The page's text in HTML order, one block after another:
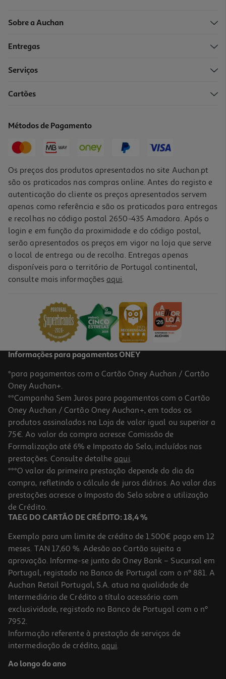
-24%
Jogo Switch Little Nightmares Iii
Price reduced from
31,99 €
Digimon Sto: Time St Switch 2 118431
71.99 €/un
71,99 €
Jogo Metroid Prime 4 Switch 2 Beyond Edition
59.89 €/un
Sobre a Auchan
Entregas
Serviços
Cartões
Métodos de Pagamento
Os preços dos produtos apresentados no site Auchan.pt
são os praticados nas compras online. Antes do registo e
autenticação do cliente os preços apresentados servem
apenas como referência e são os praticados para entregas
e recolhas no código postal 2650-435 Amadora. Após o
login e em função da proximidade e do código postal,
serão apresentados os preços em vigor na loja que serve
o local de entrega ou de recolha. Entregas apenas
disponíveis para o território de Portugal continental,
consulte mais informações aqui.
Informações para pagamentos ONEY
*para pagamentos com o Cartão Oney Auchan / Cartão
Oney Auchan+.
**Campanha Sem Juros para pagamentos com o Cartão
Oney Auchan / Cartão Oney Auchan+, em todos os
produtos assinalados na Loja de valor igual ou superior a
75€. Ao valor da compra acresce Comissão de
Formalização até 6% e Imposto do Selo, incluídos nas
prestações. Consulte detalhe aqui.
***O valor da primeira prestação depende do dia da
compra, refletindo o cálculo de juros diários. Ao valor das
prestações acresce o Imposto do Selo sobre a utilização
de Crédito.
TAEG DO CARTÃO DE CRÉDITO: 18,4 %
Exemplo para um limite de crédito de 1.500€ pago em 12
meses. TAN 17,60 %. Adesão ao Cartão sujeita a
aprovação. Informe-se junto do Oney Bank – Sucursal em
Portugal, registado no Banco de Portugal com o nº 881. A
Auchan Retail Portugal, S.A. atua na qualidade de
Intermediário de Crédito a título acessório com
exclusividade, registado no Banco de Portugal com o nº
7952.
Informação referente à prestação de serviços de
intermediação de crédito, aqui.
Ao longo do ano